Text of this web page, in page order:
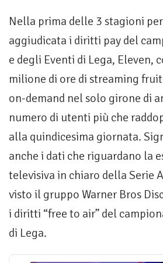
Nella prima delle 3 stagioni
aggiudicata i diritti pay del
e degli Eventi di Lega, Eleven,
milione di ore di streaming
on-demand nel solo girone di
numero di utenti più che
alla quindicesima giornata.
anche i dati che riguardano la
televisiva in chiaro della Serie
visto il gruppo Warner Bros
i diritti “free to air” del
di Lega.